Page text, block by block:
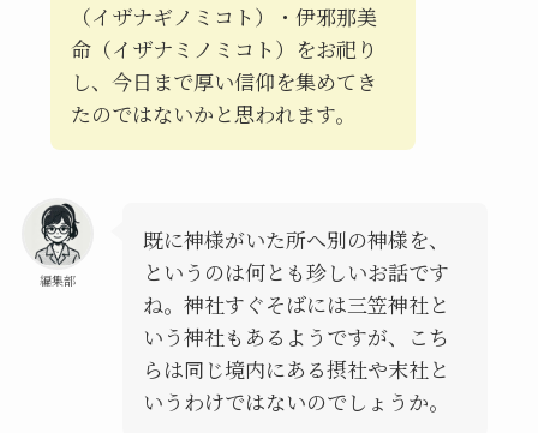
（イザナギノミコト）・伊邪那美
命（イザナミノミコト）をお祀り
し、今日まで厚い信仰を集めてき
たのではないかと思われます。
編集部
既に神様がいた所へ別の神様を、
というのは何とも珍しいお話です
ね。神社すぐそばには三笠神社と
いう神社もあるようですが、こち
らは同じ境内にある摂社や末社と
いうわけではないのでしょうか。